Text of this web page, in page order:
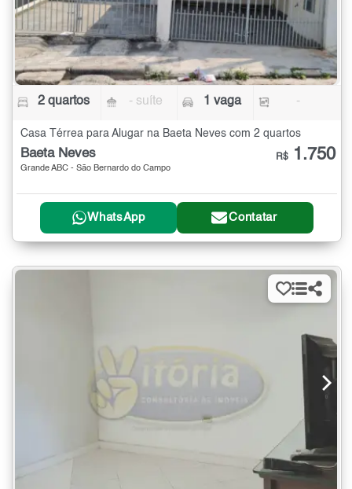
2 quartos - suíte 1 vaga -
Casa Térrea para Alugar na Baeta Neves com 2 quartos
Baeta Neves
Grande ABC - São Bernardo do Campo
R$ 1.750
WhatsApp Contatar